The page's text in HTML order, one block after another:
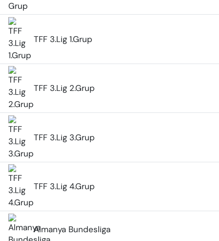
TFF 3.Lig 1.Grup
TFF 3.Lig 2.Grup
TFF 3.Lig 3.Grup
TFF 3.Lig 4.Grup
Almanya Bundesliga